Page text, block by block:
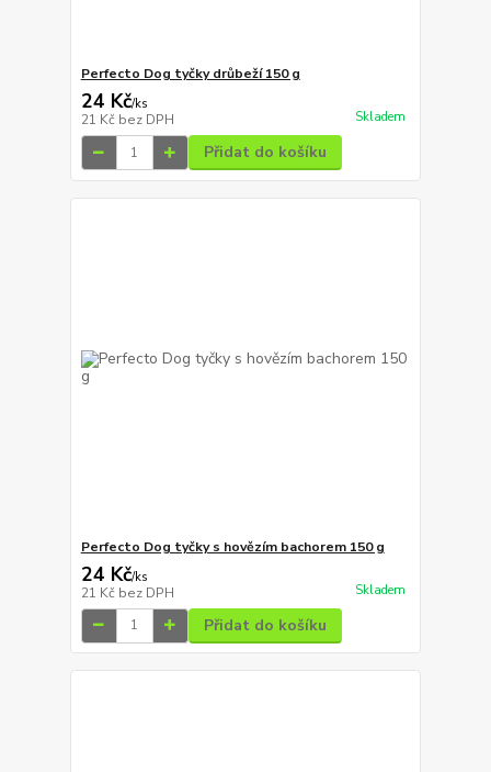
Perfecto Dog tyčky drůbeží 150 g
24 Kč/ks
21 Kč bez DPH Skladem
Přidat do košíku
Perfecto Dog tyčky s hovězím bachorem 150 g
24 Kč/ks
21 Kč bez DPH Skladem
Přidat do košíku